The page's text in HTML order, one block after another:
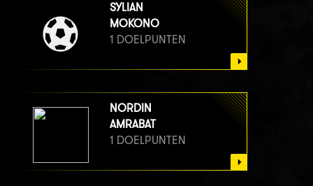
SYLIAN
MOKONO
1 DOELPUNTEN
NORDIN
AMRABAT
1 DOELPUNTEN